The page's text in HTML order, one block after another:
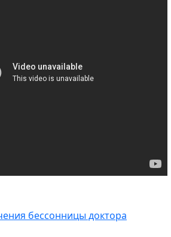
бессонницы доктора